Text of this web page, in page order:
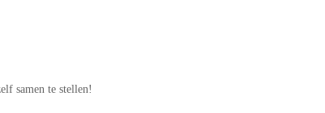
samen te stellen!